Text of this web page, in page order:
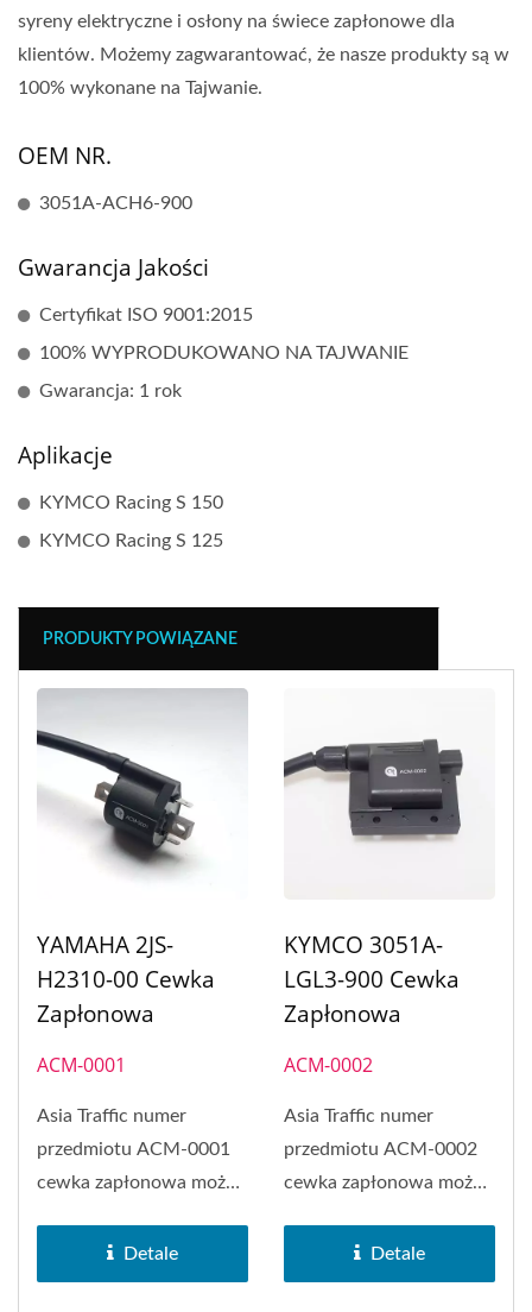
syreny elektryczne i osłony na świece zapłonowe dla
klientów. Możemy zagwarantować, że nasze produkty są w
100% wykonane na Tajwanie.
OEM NR.
3051A-ACH6-900
Gwarancja Jakości
Certyfikat ISO 9001:2015
100% WYPRODUKOWANO NA TAJWANIE
Gwarancja: 1 rok
Aplikacje
KYMCO Racing S 150
KYMCO Racing S 125
PRODUKTY POWIĄZANE
YAMAHA 2JS-
H2310-00 Cewka
Zapłonowa
ACM-0001
Asia Traffic numer
przedmiotu ACM-0001
cewka zapłonowa może
YAMAHA CYGNUS...
Detale
KYMCO 3051A-
LGL3-900 Cewka
Zapłonowa
ACM-0002
Asia Traffic numer
przedmiotu ACM-0002
cewka zapłonowa może
KYMCO Racing...
Detale